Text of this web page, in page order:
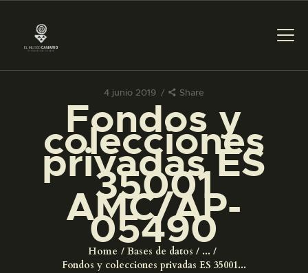
4 junio 2019 Share
Fondos y
colecciones
privadas ES
35001
AMC/AP-
05490
Home Bases de datos
...
Fondos y colecciones privadas ES 35001...
PREPARAR LA VISITA
ACTIVIDADES
█
EL MUSEO